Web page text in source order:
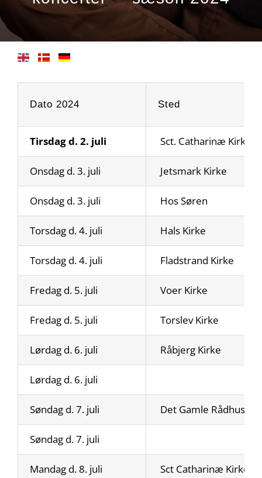
Dato 2024 Sted
Tirsdag d. 2. juli Sct. Catharinæ Kirke,
Onsdag d. 3. juli Jetsmark Kirke
Onsdag d. 3. juli Hos Søren
Torsdag d. 4. juli Hals Kirke
Torsdag d. 4. juli Fladstrand Kirke
Fredag d. 5. juli Voer Kirke
Fredag d. 5. juli Torslev Kirke
Lørdag d. 6. juli Råbjerg Kirke
Lørdag d. 6. juli
Søndag d. 7. juli Det Gamle Rådhus
Søndag d. 7. juli
Mandag d. 8. juli Sct Catharinæ Kirke